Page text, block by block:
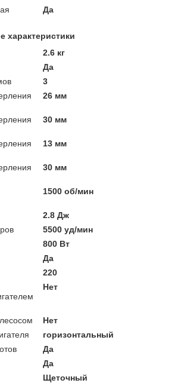
Да
характеристики
2.6 кг
Да
3
26 мм
30 мм
13 мм
30 мм
1500 об/мин
2.8 Дж
5500 уд/мин
800 Вт
Да
220
Нет
Нет
горизонтальный
Да
Да
Щеточный